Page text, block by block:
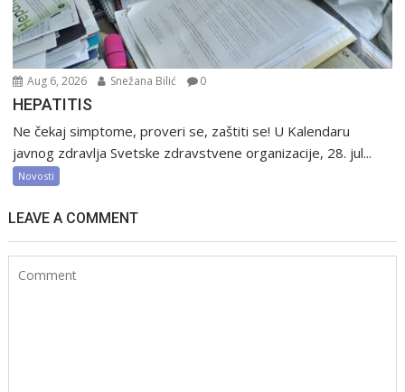
Aug 6, 2026 Snežana Bilić 0
HEPATITIS
Ne čekaj simptome, proveri se, zaštiti se! U Kalendaru
javnog zdravlja Svetske zdravstvene organizacije, 28. jul...
Novosti
LEAVE A COMMENT